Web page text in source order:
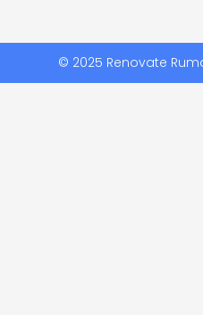
© 2025 Renovate